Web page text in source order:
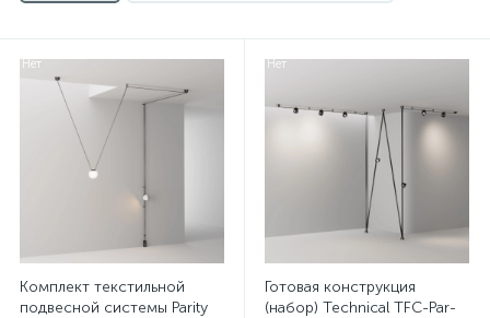
Нет
Комплект текстильной
подвесной системы Parity
Нет
Готовая конструкция
(набор) Technical TFC-Par-